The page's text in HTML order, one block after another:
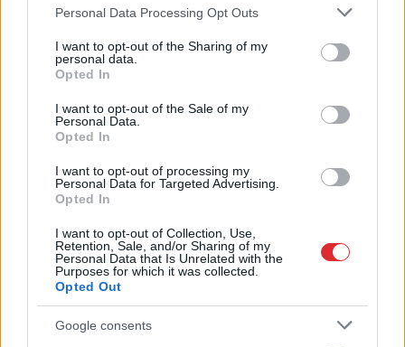
Please note that this website/app uses one or more Google
not limited to your visit or usage behaviour. You may click to
grant or deny consent to Google and its third-party tags to
use your data for below specified purposes in below Google
consent section.
Personal Data Processing Opt Outs
I want to opt-out of the Sharing of my
personal data.
Opted In
I want to opt-out of the Sale of my
Personal Data.
Opted In
I want to opt-out of processing my
Personal Data for Targeted Advertising.
Opted In
I want to opt-out of Collection, Use,
Retention, Sale, and/or Sharing of my
Personal Data that Is Unrelated with the
Purposes for which it was collected.
Opted Out
Google consents
Netīrākie priekšmeti,
kuriem cilvēki pieskaras ik
dienu: kur slēpjas
neredzamie baktēriju
perēkļi